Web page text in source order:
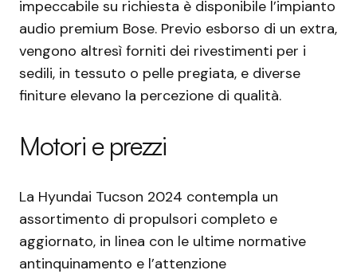
impeccabile su richiesta è disponibile l’impianto
audio premium Bose. Previo esborso di un extra,
vengono altresì forniti dei rivestimenti per i
sedili, in tessuto o pelle pregiata, e diverse
finiture elevano la percezione di qualità.
Motori e prezzi
La Hyundai Tucson 2024 contempla un
assortimento di propulsori completo e
aggiornato, in linea con le ultime normative
antinquinamento e l’attenzione